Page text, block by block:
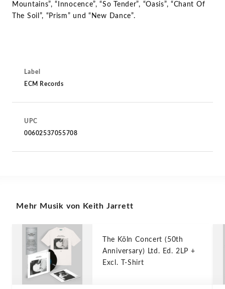
Mountains”, “Innocence”, “So Tender”, “Oasis”, “Chant Of
The Soil”, “Prism” und “New Dance”.
Label
ECM Records
UPC
00602537055708
Mehr Musik von Keith Jarrett
The Köln Concert (50th
Anniversary) Ltd. Ed. 2LP +
Excl. T-Shirt